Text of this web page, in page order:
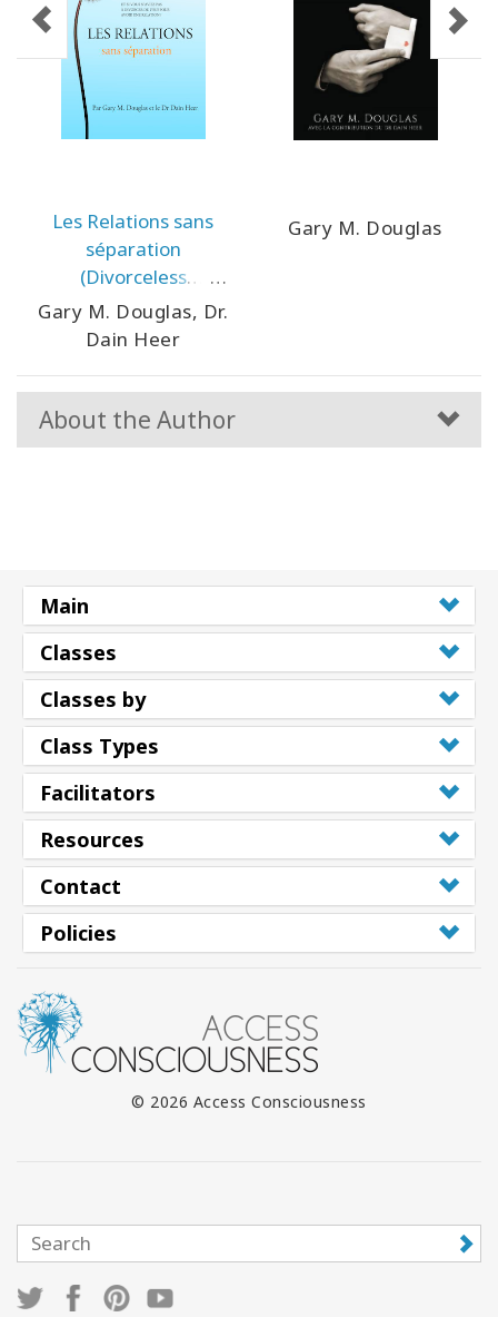
Les Relations sans
séparation
(Divorceless
Relationships - French
Version)
Gary M. Douglas, Dr.
Dain Heer
Gary M. Douglas
About the Author
Main
Classes
Classes by
Class Types
Facilitators
Resources
Contact
Policies
© 2026 Access Consciousness